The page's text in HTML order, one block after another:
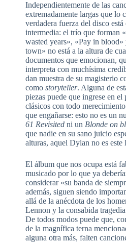
Independientemente de las
extremadamente largas que lo
verdadera fuerza del disco está
intermedia: el trío que forman
wasted years», «Pay in blood»
town» no está a la altura de
documentos que emocionan,
interpreta con muchísima
dan muestra de su magisterio
como storyteller. Alguna de
piezas puede que ingrese en el
clásicos con todo
que engañarse: esto no es un
61 Revisited ni un Blonde on
que nadie en su sano juicio
alturas, aquel Dylan no es este
El álbum que nos ocupa está
musicado por lo que ya
considerar «su banda de
además, siguen siendo
allá de la anécdota de los
Lennon y la consabida
De todos modos puede que,
de la magnífica terna
alguna otra más, falten